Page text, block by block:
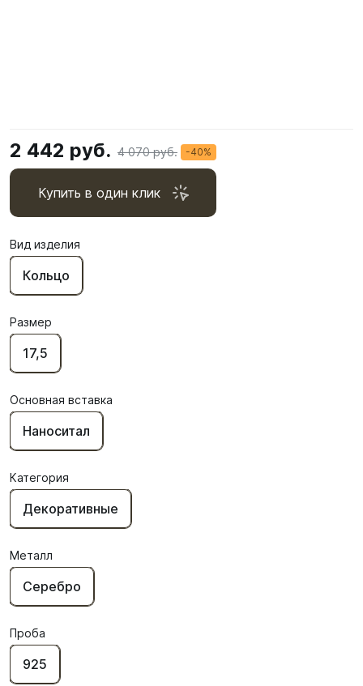
2 442 руб. 4 070 руб. -40%
Купить в один клик
Вид изделия
Кольцо
Размер
17,5
Основная вставка
Наноситал
Категория
Декоративные
Металл
Серебро
Проба
925